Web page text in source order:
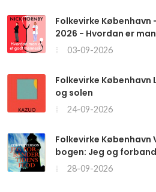
Folkevirke
2026 - Hvordan er
03-09-2026
Folkevirke
og solen
24-09-2026
Folkevirke
bogen: Jeg og
28-09-2026